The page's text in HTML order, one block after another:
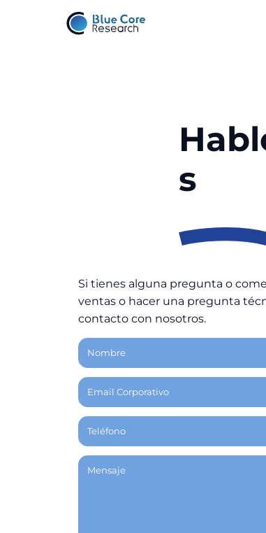
s
Si tienes alguna pregunta o
ventas o hacer una pregunta
contacto con nosotros.